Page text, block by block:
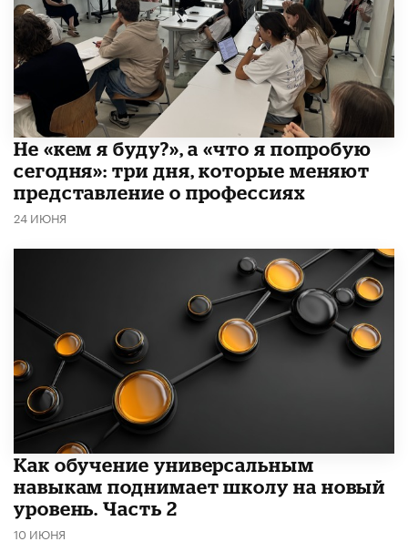
Не «кем я буду?», а «что я попробую
сегодня»: три дня, которые меняют
представление о профессиях
24 ИЮНЯ
​Как обучение универсальным
навыкам поднимает школу на новый
уровень. Часть 2
10 ИЮНЯ